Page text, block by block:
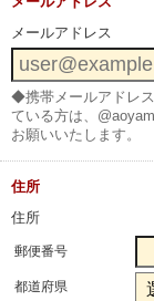
メールアドレス
◆携帯メールアドレ
ている方は、
お願いいたします。
住所
住所
郵便番号
都道府県